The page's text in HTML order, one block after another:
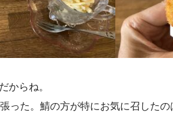
からね。
った。鯖の方が特にお気に召したの